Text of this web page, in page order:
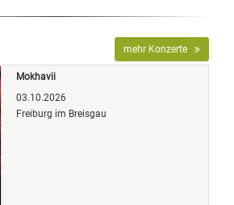
mehr Konzerte
Mokhavii
03.10.2026
Freiburg im Breisgau